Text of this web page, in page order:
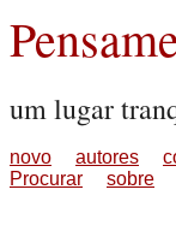
um lugar
novo autores
Procurar
sobre